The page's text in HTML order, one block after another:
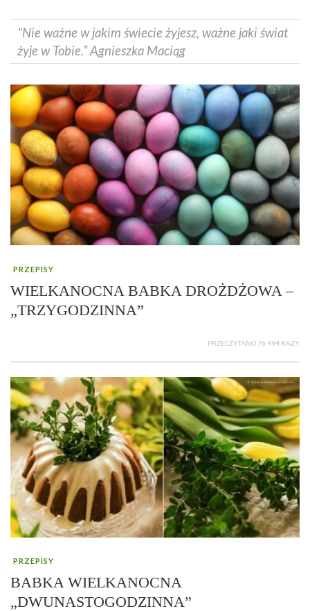
"Nie ważne w jakim świecie żyjesz, ważne jaki świat
żyje w Tobie.” Agnieszka Maciąg
PRZEPISY
WIELKANOCNA BABKA DROŻDŻOWA –
„TRZYGODZINNA”
PRZECZYTANO 76 494 RAZY
PRZEPISY
BABKA WIELKANOCNA
„DWUNASTOGODZINNA”